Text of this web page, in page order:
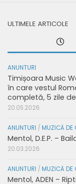
ULTIMELE ARTICOLE
ANUNTURI
Timișoara Music
în care vestul
completă, 5 zile
20.05.2026
ANUNTURI / MUZICĂ DE
Mentol, D.E.P. –
20.03.2026
ANUNTURI / MUZICĂ DE
Mentol, ADEN –